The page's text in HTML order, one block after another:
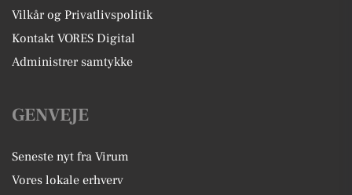
Vilkår og Privatlivspolitik
Kontakt VORES Digital
Administrer samtykke
GENVEJE
Seneste nyt fra Virum
Vores lokale erhverv